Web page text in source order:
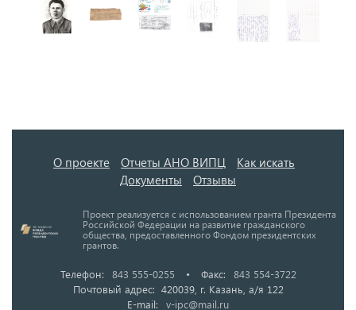
О проекте Отчеты АНО ВИПЦ
Как искать
Документы
Отзывы
Проект реализуется с использованием гранта Президента
Российской Федерации на развитие гражданского
общества, предоставленного Фондом президентских
грантов.
Телефон: 843 555-0255 • Факс:
843 554-3722
Почтовый адрес: 420039, г. Казань, а/я 122
E-mail:
v-ipc@mail.ru